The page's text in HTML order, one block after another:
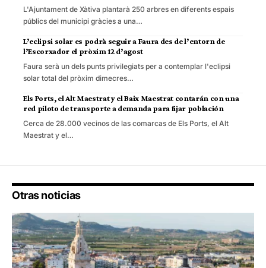
L'Ajuntament de Xàtiva plantarà 250 arbres en diferents espais
públics del municipi gràcies a una…
L’eclipsi solar es podrà seguir a Faura des de l’entorn de
l’Escorxador el pròxim 12 d’agost
Faura serà un dels punts privilegiats per a contemplar l'eclipsi
solar total del pròxim dimecres…
Els Ports, el Alt Maestrat y el Baix Maestrat contarán con una
red piloto de transporte a demanda para fijar población
Cerca de 28.000 vecinos de las comarcas de Els Ports, el Alt
Maestrat y el…
Otras noticias